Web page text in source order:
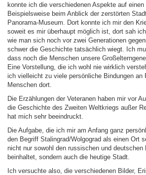
konnte ich die verschiedenen Aspekte auf einen
Beispielsweise beim Anblick der zerstörten
Panorama-Museum. Dort konnte ich mir den
soweit es mir überhaupt möglich ist, dort sah
wie man sich noch vor zwei Generationen
schwer die Geschichte tatsächlich wiegt. Ich
dass noch die Menschen unsere
Eine Vorstellung, die ich wohl nie wirklich
ich vielleicht zu viele persönliche Bindungen an
Menschen dort.
Die Erzählungen der Veteranen haben mir vor
die Geschichte des Zweiten Weltkriegs außer
hat mich sehr beeindruckt.
Die Aufgabe, die ich mir am Anfang ganz
den Begriff Stalingrad/Wolgograd als einen Ort
nicht nur sowohl den russischen und deutschen
beinhaltet, sondern auch die heutige Stadt.
Ich versuchte also, die verschiedenen Bilder,